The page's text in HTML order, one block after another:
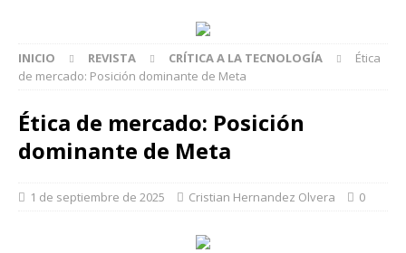
INICIO REVISTA CRÍTICA A LA TECNOLOGÍA
Ética
de mercado: Posición dominante de Meta
Ética de mercado: Posición
dominante de Meta
1 de septiembre de 2025 Cristian Hernandez Olvera 0